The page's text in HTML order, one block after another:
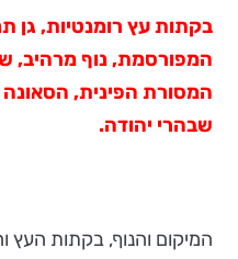
בקתות עץ רומנטיות, גן
המפורסמת, נוף מרהיב,
המסורת הפינית,
שבהרי יהודה.
המיקום והנוף, בקתות העץ